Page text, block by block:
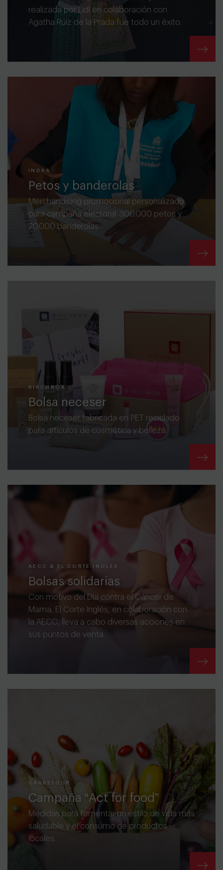
realizada por Lidl en colaboración con
Agatha Ruíz de la Prada fue todo un éxito.
INDRA
Petos y banderolas
Merchandising promocional personalizado
para campaña electoral: 300.000 petos y
20.000 banderolas.
BIRCHBOX
Bolsa neceser
Bolsa neceser fabricada en PET reciclado
para artículos de cosmética y belleza.
AECC & EL CORTE INGLÉS
Bolsas solidarias
Con motivo del Día contra el Cáncer de
Mama, El Corte Inglés, en colaboración con
la AECC, lleva a cabo diversas acciones en
sus puntos de venta.
CARREFOUR
Campaña “Act for food”
Medidas para fomentar un estilo de vida más
saludable y el consumo de productos
locales.